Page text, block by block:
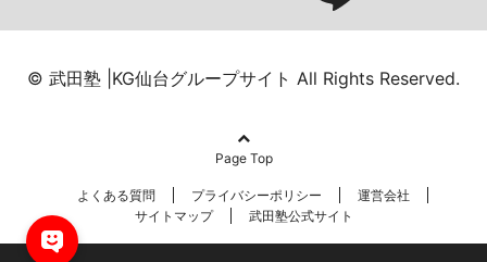
© 武田塾 |KG仙台グループサイト All Rights Reserved.
Page Top
よくある質問 プライバシーポリシー
運営会社
サイトマップ
武田塾公式サイト